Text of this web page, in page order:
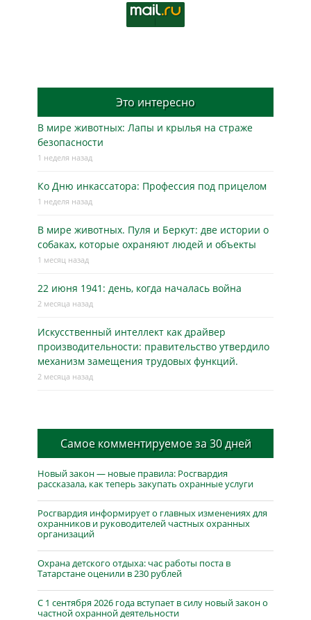
Это интересно
В мире животных: Лапы и крылья на страже
безопасности
1 неделя назад
Ко Дню инкассатора: Профессия под прицелом
1 неделя назад
В мире животных. Пуля и Беркут: две истории о
собаках, которые охраняют людей и объекты
1 месяц назад
22 июня 1941: день, когда началась война
2 месяца назад
Искусственный интеллект как драйвер
производительности: правительство утвердило
механизм замещения трудовых функций.
2 месяца назад
Самое комментируемое за 30 дней
Новый закон — новые правила: Росгвардия
рассказала, как теперь закупать охранные услуги
Росгвардия информирует о главных изменениях для
охранников и руководителей частных охранных
организаций
Охрана детского отдыха: час работы поста в
Татарстане оценили в 230 рублей
С 1 сентября 2026 года вступает в силу новый закон о
частной охранной деятельности